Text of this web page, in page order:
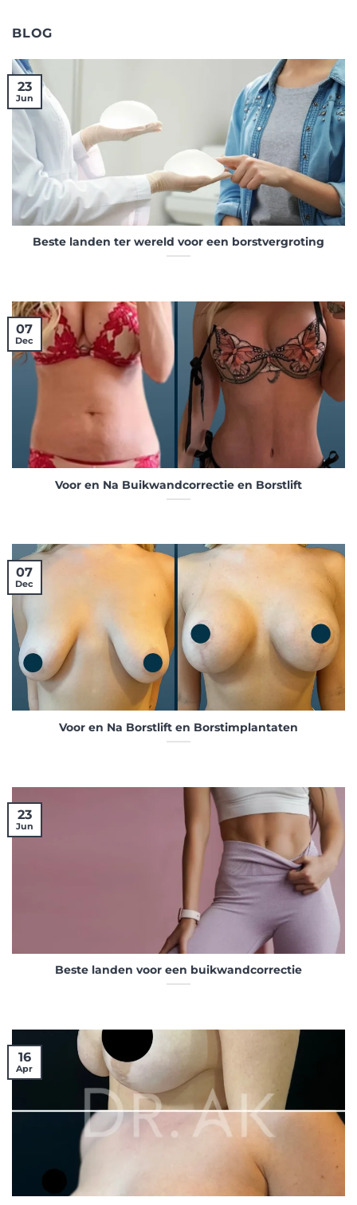
BLOG
Beste landen ter wereld voor een borstvergroting
23
Jun
Voor en Na Buikwandcorrectie en Borstlift
07
Dec
Voor en Na Borstlift en Borstimplantaten
07
Dec
Beste landen voor een buikwandcorrectie
23
Jun
16
Apr